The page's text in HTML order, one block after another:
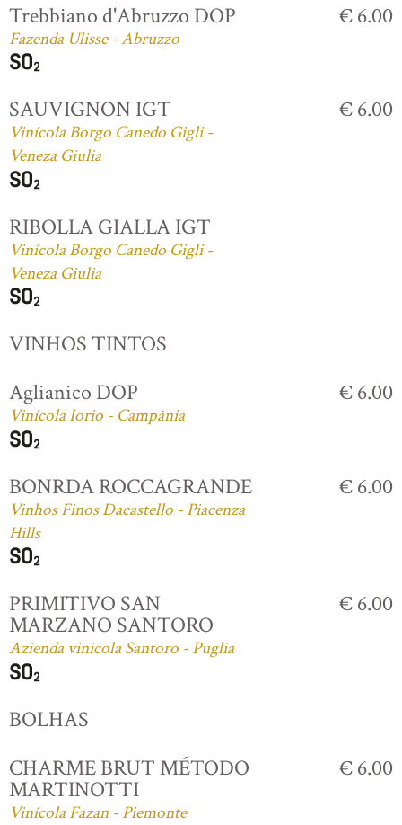
Trebbiano d'Abruzzo DOP
Fazenda Ulisse - Abruzzo
€ 6.00
SAUVIGNON IGT
Vinícola Borgo Canedo Gigli -
Veneza Giulia
€ 6.00
RIBOLLA GIALLA IGT
Vinícola Borgo Canedo Gigli -
Veneza Giulia
VINHOS TINTOS
Aglianico DOP
Vinícola Iorio - Campânia
€ 6.00
BONRDA ROCCAGRANDE
Vinhos Finos Dacastello - Piacenza
Hills
€ 6.00
PRIMITIVO SAN
MARZANO SANTORO
Azienda vinicola Santoro - Puglia
€ 6.00
BOLHAS
CHARME BRUT MÉTODO
MARTINOTTI
Vinícola Fazan - Piemonte
€ 6.00